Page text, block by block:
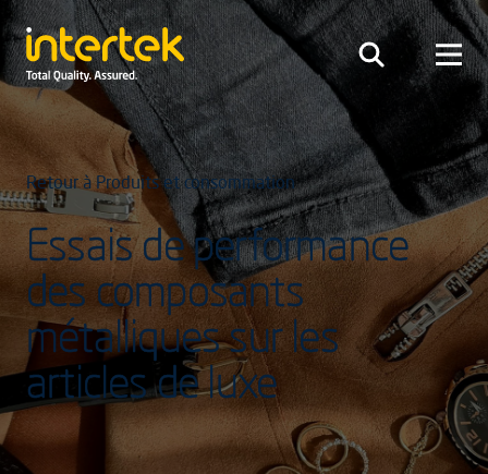
Retour à Produits et consommation
Essais de performance
des composants
métalliques sur les
articles de luxe